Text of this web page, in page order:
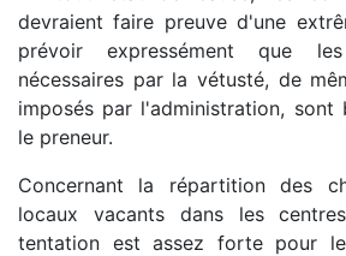
devraient faire preuve d'une
prévoir expressément que
nécessaires par la vétusté, de
imposés par l'administration, sont
le preneur.
Concernant la répartition des
locaux vacants dans les
tentation est assez forte pour